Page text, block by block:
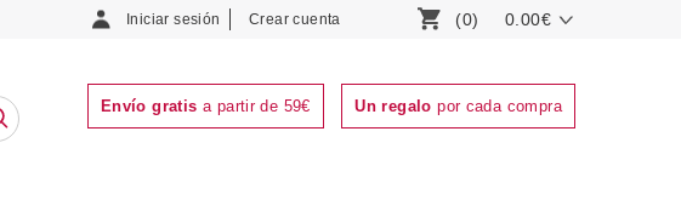
Iniciar sesión Crear cuenta (0) 0.00€
Envío gratis a partir de 59€ Un regalo por cada compra